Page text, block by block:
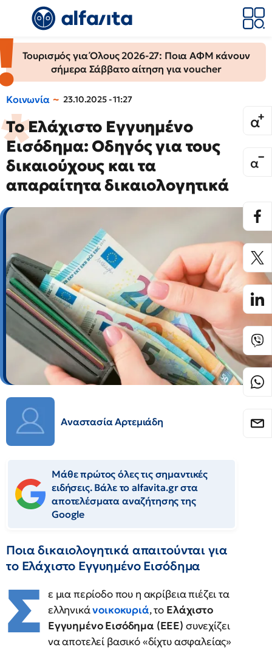
Τουρισμός για Όλους 2026-27: Ποια ΑΦΜ κάνουν
σήμερα Σάββατο αίτηση για voucher
Κοινωνία 23.10.2025 - 11:27
Το Ελάχιστο Εγγυημένο
Εισόδημα: Οδηγός για τους
δικαιούχους και τα
απαραίτητα δικαιολογητικά
Αναστασία Αρτεμιάδη
Μάθε πρώτος όλες τις σημαντικές
ειδήσεις. Βάλε το alfavita.gr στα
αποτελέσματα αναζήτησης της
Google
Ποια δικαιολογητικά απαιτούνται για
το Ελάχιστο Εγγυημένο Εισόδημα
Σ ε μια περίοδο που η ακρίβεια πιέζει τα
ελληνικάνοικοκυριά, το Ελάχιστο
Εγγυημένο Εισόδημα (ΕΕΕ) συνεχίζει
να αποτελεί βασικό «δίχτυ ασφαλείας»